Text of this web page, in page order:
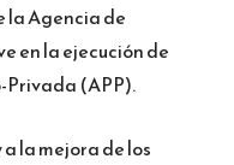
la Agencia de
en la ejecución de
Privada (APP).
la mejora de los